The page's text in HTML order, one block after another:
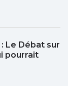
Le Débat sur
pourrait